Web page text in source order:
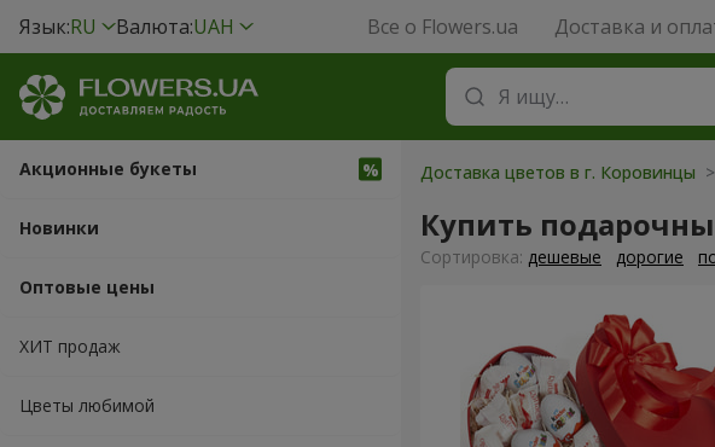
Язык:RU Валюта:UAH Все о Flowers.ua Доставка и
Акционные букеты
Новинки
Оптовые цены
ХИТ продаж
Цветы любимой
Доставка цветов в г. Коровинцы
Купить
Cортировка: дешевые дорогие